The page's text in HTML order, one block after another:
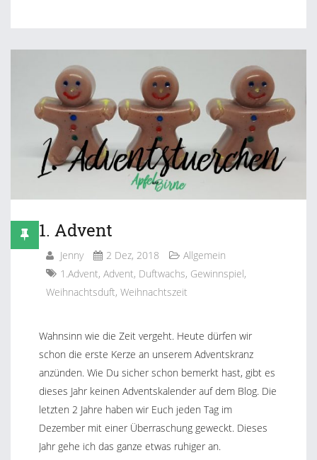
1. Advent
Jenny 2 Dez, 2018
Allgemein
1.Advent, Advent, Duftwachs, Gewinnspiel,
Weihnachtsduft, Weihnachtszeit
Wahnsinn wie die Zeit vergeht. Heute dürfen wir
schon die erste Kerze an unserem Adventskranz
anzünden. Wie Du sicher schon bemerkt hast, gibt es
dieses Jahr keinen Adventskalender auf dem Blog. Die
letzten 2 Jahre haben wir Euch jeden Tag im
Dezember mit einer Überraschung geweckt. Dieses
Jahr gehe ich das ganze etwas ruhiger an.